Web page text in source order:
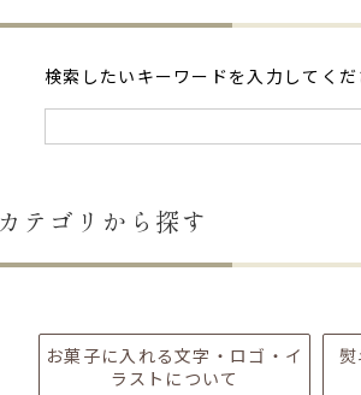
検索したいキーワードを入力してくだ
カテゴリから探す
お菓子に入れる文字・ロゴ・イ
ラストについて
熨